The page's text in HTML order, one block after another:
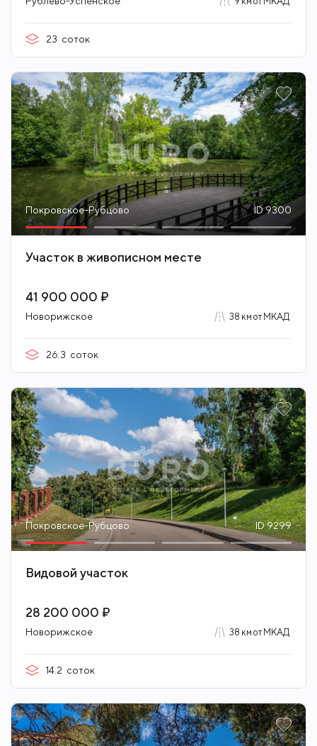
23 соток
Покровское-Рубцово ID 9300
Участок в живописном месте
41 900 000 ₽
Новорижское 38 км от МКАД
26.3 соток
Покровское-Рубцово ID 9299
Видовой участок
28 200 000 ₽
Новорижское 38 км от МКАД
14.2 соток